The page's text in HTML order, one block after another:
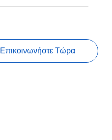
Επικοινωνήστε Τώρα